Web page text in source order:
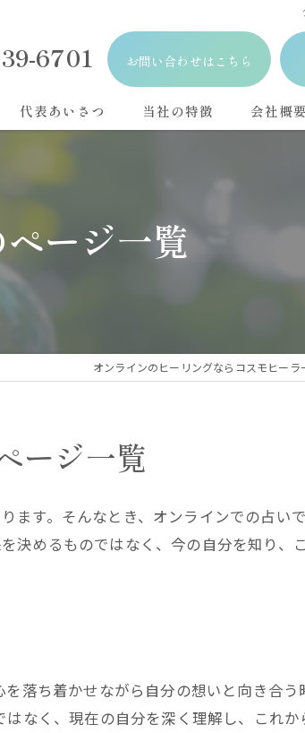
6701 お問い合わせはこちら
代表あいさつ 当社の特徴
相談
会社概要
ージ一覧
オンラインのヒーリングならコスモヒーラ
ージ一覧
ます。そんなとき、オンラインでの占い
決めるものではなく、今の自分を知り、
落ち着かせながら自分の想いと向き合う
なく、現在の自分を深く理解し、これ